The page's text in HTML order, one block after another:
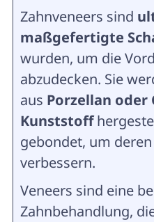
Zahnveneers sind
maßgefertigte
wurden, um die
abzudecken. Sie
aus Porzellan oder
Kunststoff
gebondet, um
verbessern.
Veneers sind eine
Zahnbehandlung,